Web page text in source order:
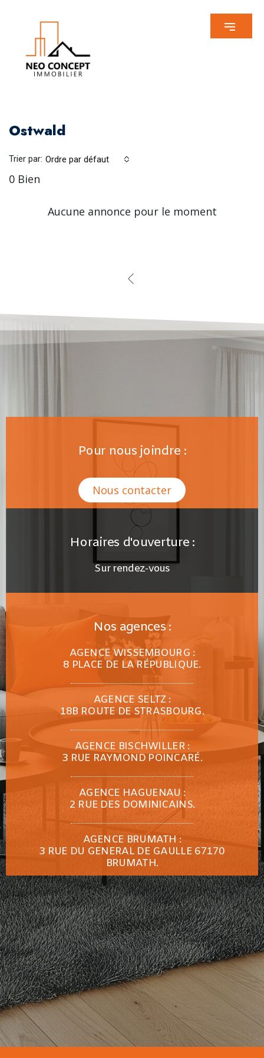
Ostwald
0 Bien
Trier par: Ordre par défaut
Aucune annonce pour le moment
Pour nous joindre :
Nous contacter
Horaires d'ouverture :
Sur rendez-vous
Nos agences :
AGENCE WISSEMBOURG :
8 PLACE DE LA RÉPUBLIQUE.
AGENCE SELTZ :
18B ROUTE DE STRASBOURG.
AGENCE BISCHWILLER :
3 RUE RAYMOND POINCARÉ.
AGENCE HAGUENAU :
2 RUE DES DOMINICAINS.
AGENCE BRUMATH :
3 RUE DU GENERAL DE GAULLE 67170
BRUMATH.